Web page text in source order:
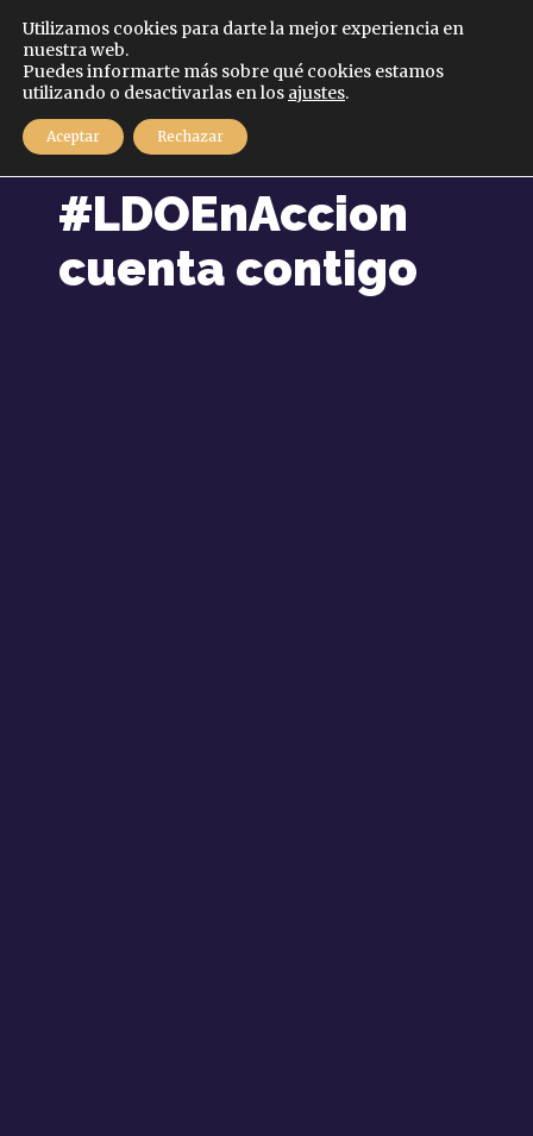
MENÚ
#LDOEnAccion
cuenta contigo
Español
Utilizamos cookies para darte la mejor experiencia en
nuestra web.
Puedes informarte más sobre qué cookies estamos
utilizando o desactivarlas en los ajustes.
Aceptar Rechazar